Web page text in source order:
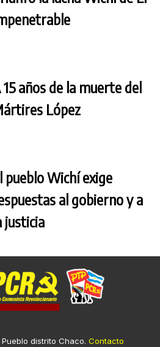
15 años de la muerte del
López
pueblo Wichí exige
al gobierno y a
justicia
distrito Chaco. Contacto